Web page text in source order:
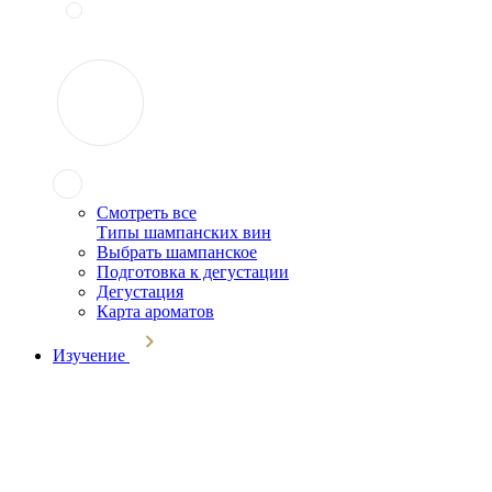
Смотреть все
Типы шампанских вин
Выбрать шампанское
Подготовка к дегустации
Дегустация
Карта ароматов
Изучение